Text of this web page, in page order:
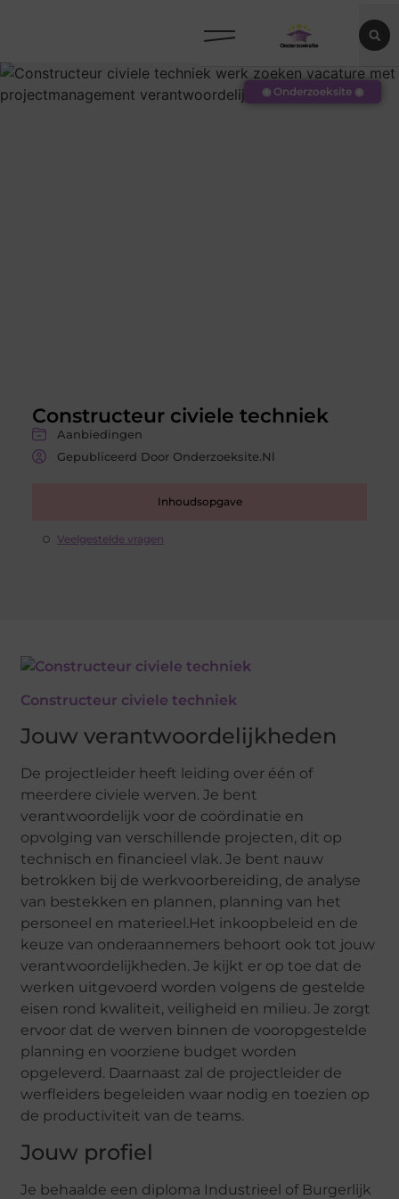
Constructeur civiele techniek
Aanbiedingen
Gepubliceerd Door Onderzoeksite.nl
Inhoudsopgave
Veelgestelde vragen
◉ Onderzoeksite ◉
Constructeur civiele techniek
Jouw verantwoordelijkheden
De projectleider heeft leiding over één of
meerdere civiele werven. Je bent
verantwoordelijk voor de coördinatie en
opvolging van verschillende projecten, dit op
technisch en financieel vlak. Je bent nauw
betrokken bij de werkvoorbereiding, de analyse
van bestekken en plannen, planning van het
personeel en materieel.Het inkoopbeleid en de
keuze van onderaannemers behoort ook tot jouw
verantwoordelijkheden. Je kijkt er op toe dat de
werken uitgevoerd worden volgens de gestelde
eisen rond kwaliteit, veiligheid en milieu. Je zorgt
ervoor dat de werven binnen de vooropgestelde
planning en voorziene budget worden
opgeleverd. Daarnaast zal de projectleider de
werfleiders begeleiden waar nodig en toezien op
de productiviteit van de teams.
Jouw profiel
Je behaalde een diploma Industrieel of Burgerlijk